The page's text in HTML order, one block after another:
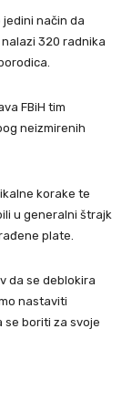
način da
320 radnika
FBiH tim
neizmirenih
korake te
u generalni štrajk
plate.
da se deblokira
nastaviti
se boriti za svoje